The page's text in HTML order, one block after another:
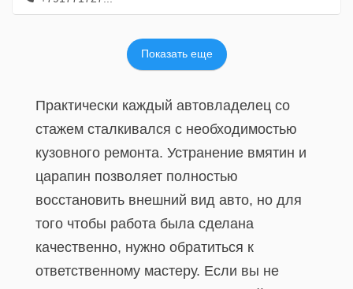
Показать еще
Практически каждый автовладелец со
стажем сталкивался с необходимостью
кузовного ремонта. Устранение вмятин и
царапин позволяет полностью
восстановить внешний вид авто, но для
того чтобы работа была сделана
качественно, нужно обратиться к
ответственному мастеру. Если вы не